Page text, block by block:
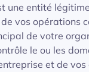
une entité
vos opérations
de votre
le ou les
et de